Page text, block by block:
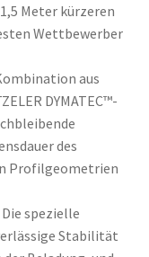
Meter kürzeren
Wettbewerber
aus
DYMATEC™-
des
Profilgeometrien
Die spezielle
Stabilität